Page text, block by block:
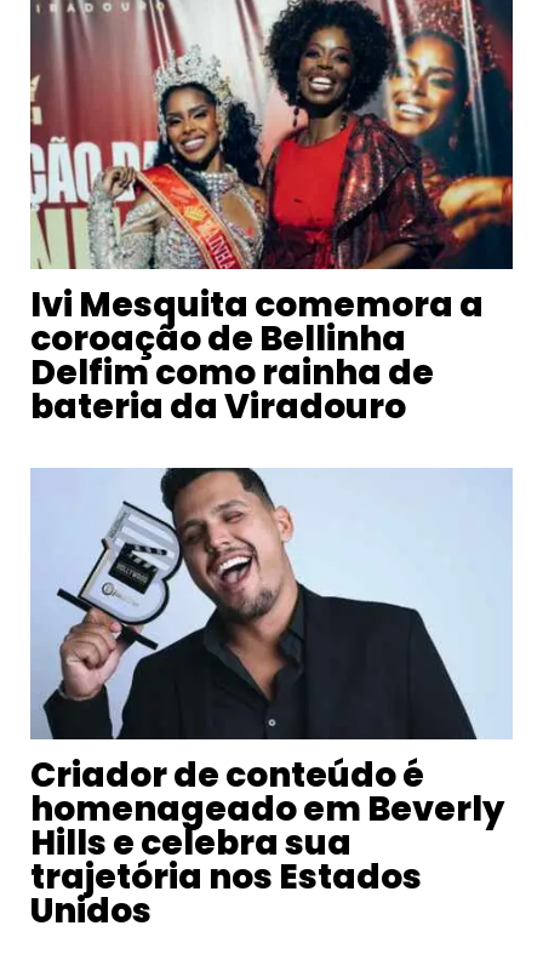
Ivi Mesquita comemora a
coroação de Bellinha
Delfim como rainha de
bateria da Viradouro
Criador de conteúdo é
homenageado em Beverly
Hills e celebra sua
trajetória nos Estados
Unidos